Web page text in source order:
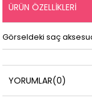
ÜRÜN ÖZELLIKLERI
Görseldeki saç
YORUMLAR(0)